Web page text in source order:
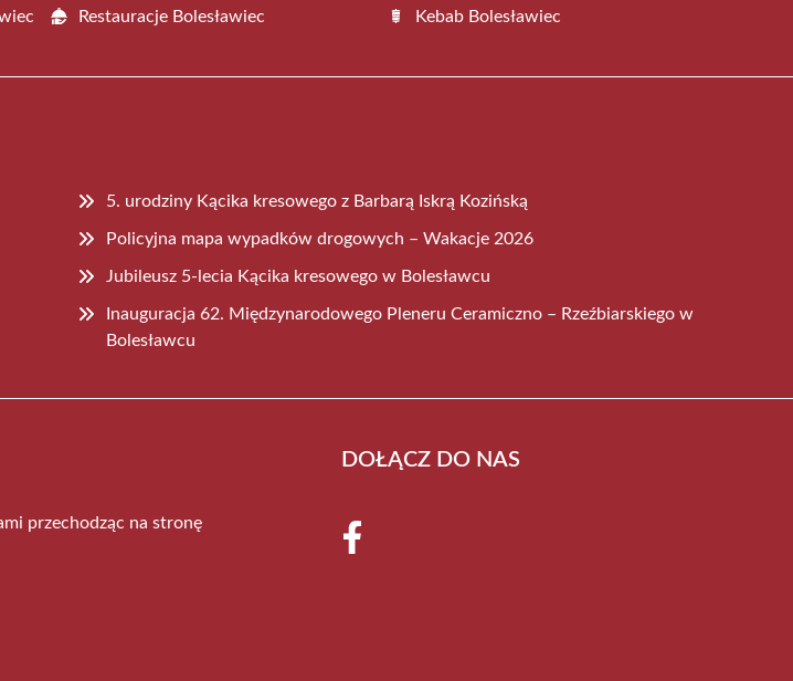
Restauracje Bolesławiec Kebab Bolesławiec
5. urodziny Kącika kresowego z Barbarą Iskrą Kozińską
Policyjna mapa wypadków drogowych – Wakacje 2026
Jubileusz 5-lecia Kącika kresowego w Bolesławcu
Inauguracja 62. Międzynarodowego Pleneru Ceramiczno – Rzeźbiarskiego w
Bolesławcu
przechodząc na stronę
DOŁĄCZ DO NAS